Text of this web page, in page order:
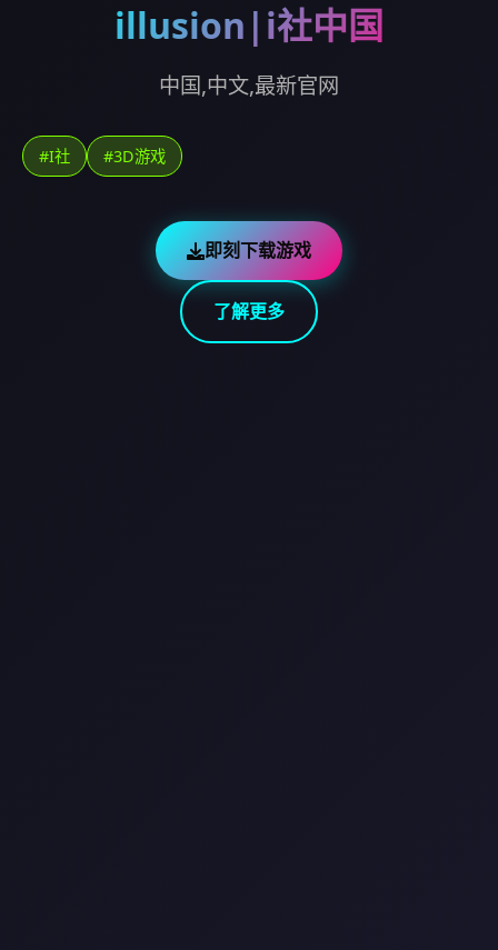
illusion|i社中国
中国,中文,最新官网
#I社 #3D游戏
即刻下载游戏
了解更多